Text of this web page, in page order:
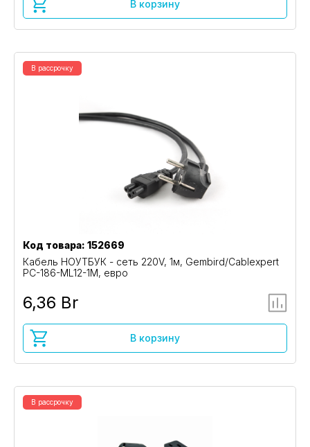
В корзину
В рассрочку
Код товара: 152669
Кабель НОУТБУК - сеть 220V, 1м, Gembird/Cablexpert
PC-186-ML12-1M, евро
6,36 Br
В корзину
В рассрочку